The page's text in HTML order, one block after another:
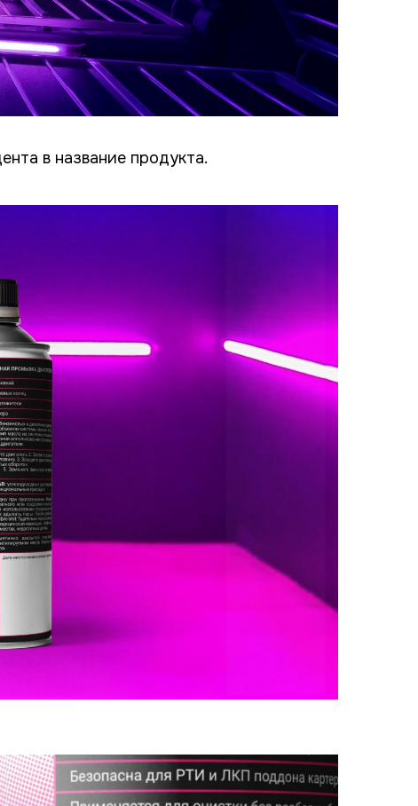
в название продукта.